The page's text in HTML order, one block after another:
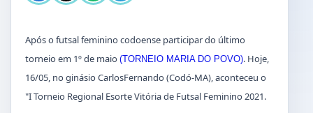
Após o futsal feminino codoense participar do último
torneio em 1º de maio (TORNEIO MARIA DO POVO). Hoje,
16/05, no ginásio CarlosFernando (Codó-MA), aconteceu o
"I Torneio Regional Esorte Vitória de Futsal Feminino 2021.